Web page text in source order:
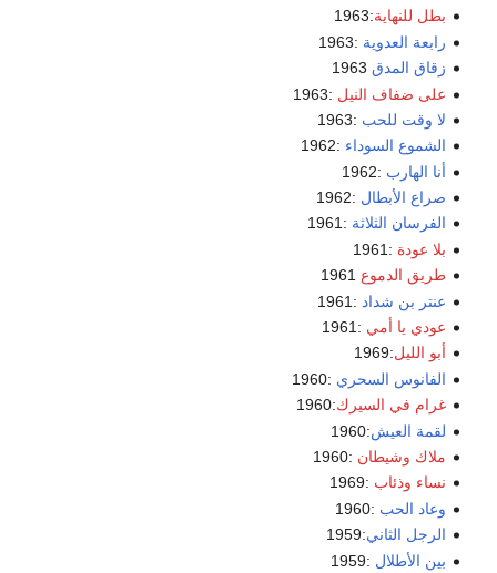
بطل للنهاية:1963
رابعة العدوية:1963
زقاق المدق1963
على ضفاف النيل :1963
لا وقت للحب:1963
الشموع السوداء:1962
أنا الهارب:1962
صراع الأبطال:1962
الفرسان الثلاثة:1961
بلا عودة:1961
طريق الدموع1961
عنتر بن شداد:1961
عودي يا أمي :1961
أبو الليل:1969
الفانوس السحري:1960
غرام في السيرك:1960
لقمة العيش:1960
ملاك وشيطان:1960
نساء وذئاب:1969
وعاد الحب:1960
الرجل الثاني:1959
بين الأطلال:1959